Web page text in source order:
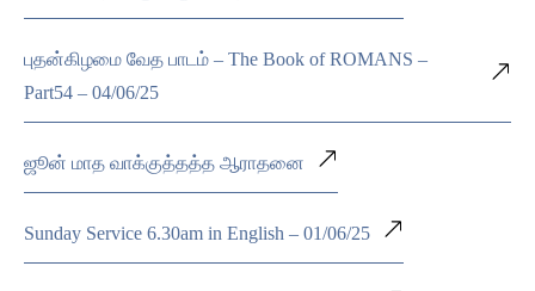
புதன்கிழமை வேத பாடம் – The Book of ROMANS –
Part54 – 04/06/25
ஜூன் மாத வாக்குத்தத்த ஆராதனை
Sunday Service 6.30am in English – 01/06/25